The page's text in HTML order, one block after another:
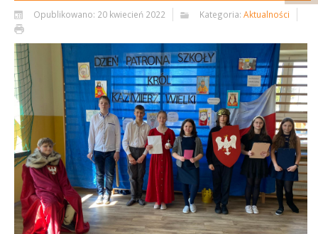
Opublikowano: 20 kwiecień 2022 Kategoria: Aktualności